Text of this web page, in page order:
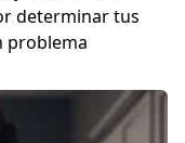
determinar tus
problema